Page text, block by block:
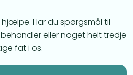
Har du spørgsmål til
eller noget helt tredje
fat i os.